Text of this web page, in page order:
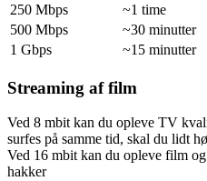
250 Mbps
~1 time
500 Mbps
~30 minutter
1 Gbps
~15 minutter
Streaming af film
Ved 8 mbit kan du opleve TV
surfes på samme tid, skal du lidt
Ved 16 mbit kan du opleve film
hakker